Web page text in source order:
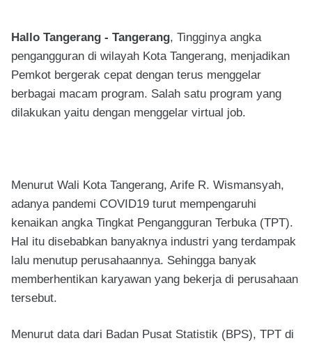
Hallo Tangerang - Tangerang, Tingginya angka
pengangguran di wilayah Kota Tangerang, menjadikan
Pemkot bergerak cepat dengan terus menggelar
berbagai macam program. Salah satu program yang
dilakukan yaitu dengan menggelar virtual job.
Menurut Wali Kota Tangerang, Arife R. Wismansyah,
adanya pandemi COVID19 turut mempengaruhi
kenaikan angka Tingkat Pengangguran Terbuka (TPT).
Hal itu disebabkan banyaknya industri yang terdampak
lalu menutup perusahaannya. Sehingga banyak
memberhentikan karyawan yang bekerja di perusahaan
tersebut.
Menurut data dari Badan Pusat Statistik (BPS), TPT di